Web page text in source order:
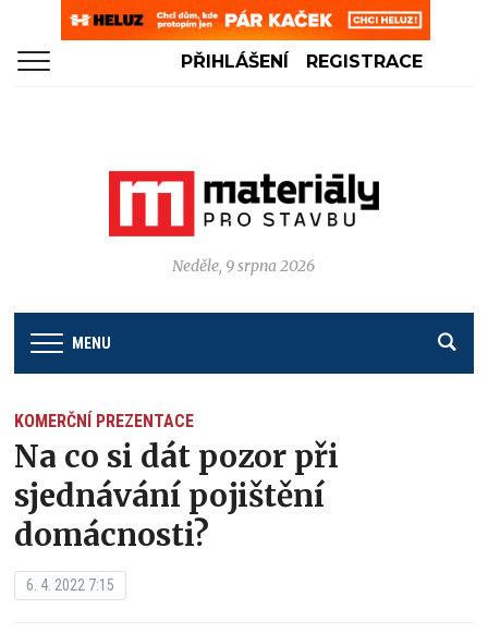
PŘIHLÁŠENÍ REGISTRACE
Neděle, 9 srpna 2026
MENU
KOMERČNÍ PREZENTACE
Na co si dát pozor při
sjednávání pojištění
domácnosti?
6. 4. 2022 7:15